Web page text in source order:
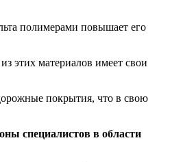
полимерами повышает его
этих материалов имеет свои
покрытия, что в свою
специалистов в области